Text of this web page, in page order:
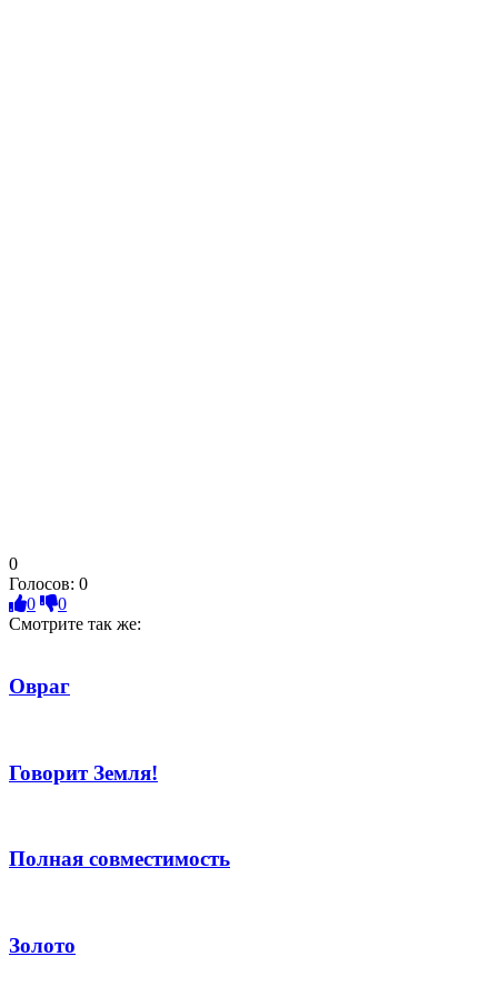
0
Голосов: 0
0
0
Смотрите так же:
Овраг
Говорит Земля!
Полная совместимость
Золото